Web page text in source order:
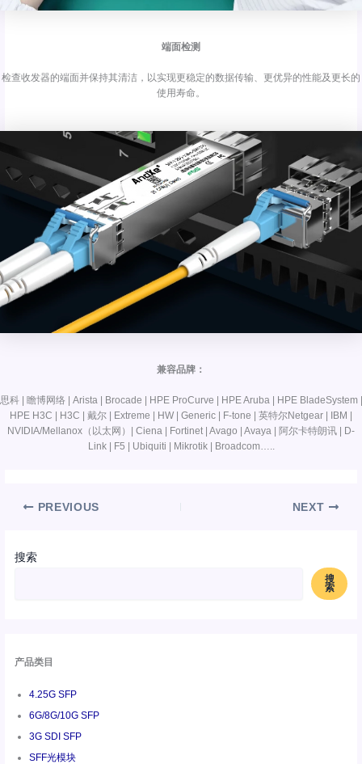
搜索
搜
索
产品类目
4.25G SFP
6G/8G/10G SFP
3G SDI SFP
SFF光模块
端面检测
检查收发器的端面并保持其清洁，以实现更稳定的数据传输、更优异的性能及更长的
使用寿命。
兼容品牌：
思科 | 瞻博网络 | Arista | Brocade | HPE ProCurve | HPE Aruba | HPE BladeSystem |
HPE H3C | H3C | 戴尔 | Extreme | HW | Generic | F-tone | 英特尔Netgear | IBM |
NVIDIA/Mellanox（以太网）| Ciena | Fortinet | Avago | Avaya | 阿尔卡特朗讯 | D-
Link | F5 | Ubiquiti | Mikrotik | Broadcom…..
PREVIOUS NEXT